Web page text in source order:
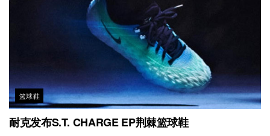
篮球鞋
耐克发布S.T. CHARGE EP荆棘篮球鞋